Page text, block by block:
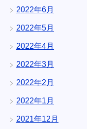
2022年6月
2022年5月
2022年4月
2022年3月
2022年2月
2022年1月
2021年12月